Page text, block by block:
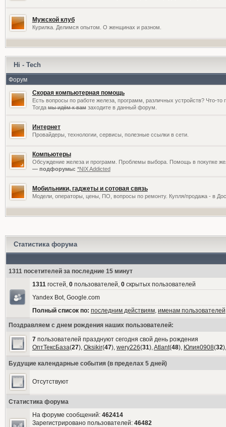
Мужской клуб
Курилка. Делимся опытом. О женщинах и разном.
Hi - Tech
Форум
Скорая компьютерная помощь
Есть вопросы по работе железа, программ, различных устройств? Что-то
Тогдамы идём к вамзаходите в данный форум.
Интернет
Провайдеры, технологии, сервисы, полезные ссылки в сети.
Компьютеры
Обсуждение железа и программ. Проблемы выбора. Помощь в покупке
— подфорумы: *NIX Addicted
Мобильники, гаджеты и сотовая связь
Модели, операторы, цены, ПО, вопросы по ремонту. Купля/продажа - в
Статистика форума
1311 посетителей за последние 15 минут
1311гостей, 0пользователей, 0скрытых пользователей
Yandex Bot, Google.com
Полный список по: последним действиям, именам пользователей
Поздравляем с днем рождения наших пользователей:
7пользователей празднуют сегодня свой день рождения
ОптТексБаза(27), Oksikir(47), wery226(31),Atlant(48), Юлия0908(32
Будущие календарные события (в пределах 5 дней)
Отсутствуют
Статистика форума
На форуме сообщений: 462414
Зарегистрировано пользователей: 46482